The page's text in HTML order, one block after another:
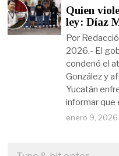
Quien
ley: Díaz
Por
2026.- El
condenó el
González y
Yucatán
informar que
enero 9, 2026